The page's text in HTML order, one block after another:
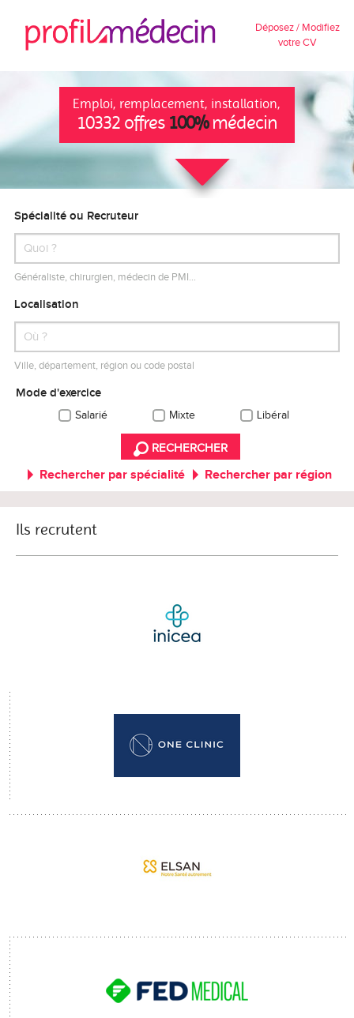
Déposez / Modifiez
votre CV
Emploi, remplacement, installation,
10332 offres 100%médecin
Spécialité ou Recruteur
Généraliste, chirurgien, médecin de PMI…
Localisation
Ville, département, région ou code postal
Mode d'exercice
Salarié Mixte Libéral
RECHERCHER
Rechercher par spécialité Rechercher par région
Ils recrutent